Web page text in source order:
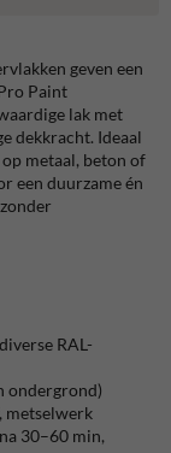
geven een
Paint
lak met
dekkracht. Ideaal
metaal, beton of
een duurzame én
RAL-
ondergrond)
metselwerk
30–60 min,